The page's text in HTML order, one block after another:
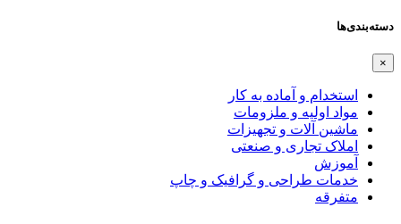
دسته‌بندی‌ها
×
استخدام و آماده به کار
مواد اولیه و ملزومات
ماشین آلات و تجهیزات
املاک تجاری و صنعتی
آموزش
خدمات طراحی و گرافیک و چاپ
متفرقه